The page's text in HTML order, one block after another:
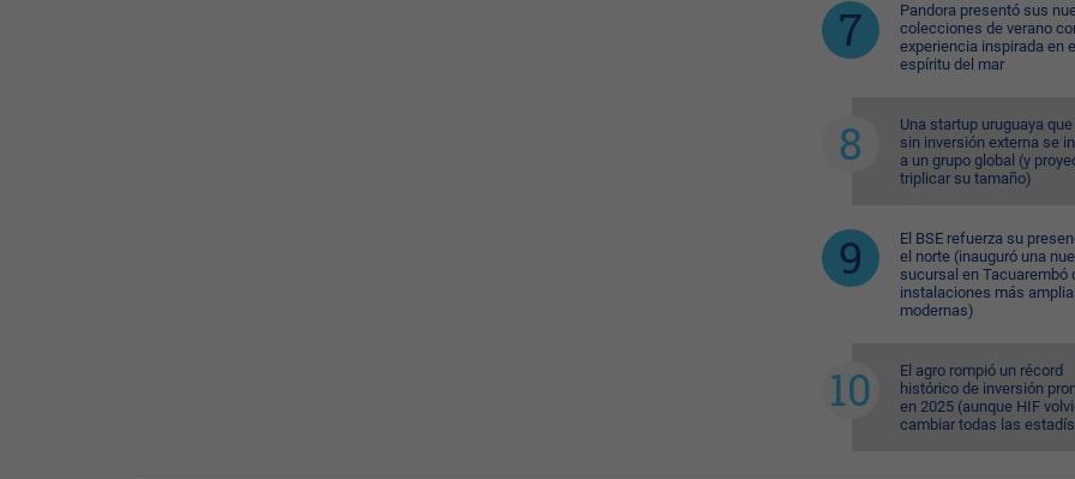
Pandora presentó sus
colecciones de verano
experiencia inspirada en el
espíritu del mar
Una startup uruguaya
sin inversión externa se
a un grupo global (y
triplicar su tamaño)
El BSE refuerza su
el norte (inauguró una
sucursal en Tacuarembó
instalaciones más
modernas)
El agro rompió un récord
histórico de inversión
en 2025 (aunque HIF
cambiar todas las